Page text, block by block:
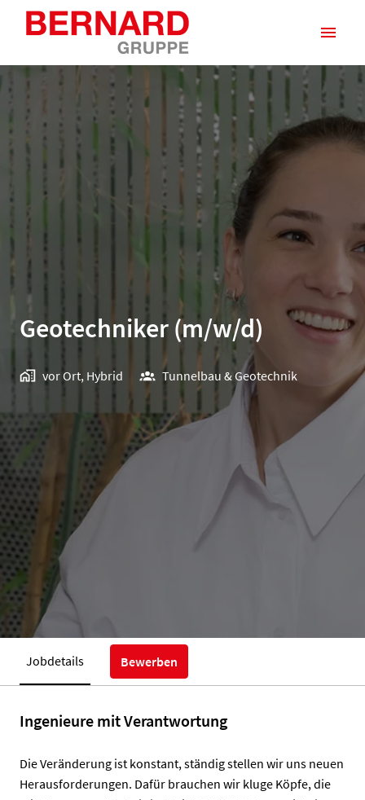
Startseite
Geotechniker (m/w/d)
vor Ort, Hybrid Tunnelbau & Geotechnik
Jobdetails Bewerben
Ingenieure mit Verantwortung
Die Veränderung ist konstant, ständig stellen wir uns neuen
Herausforderungen. Dafür brauchen wir kluge Köpfe, die